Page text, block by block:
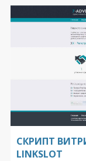
СКРИПТ
LINKSLOT